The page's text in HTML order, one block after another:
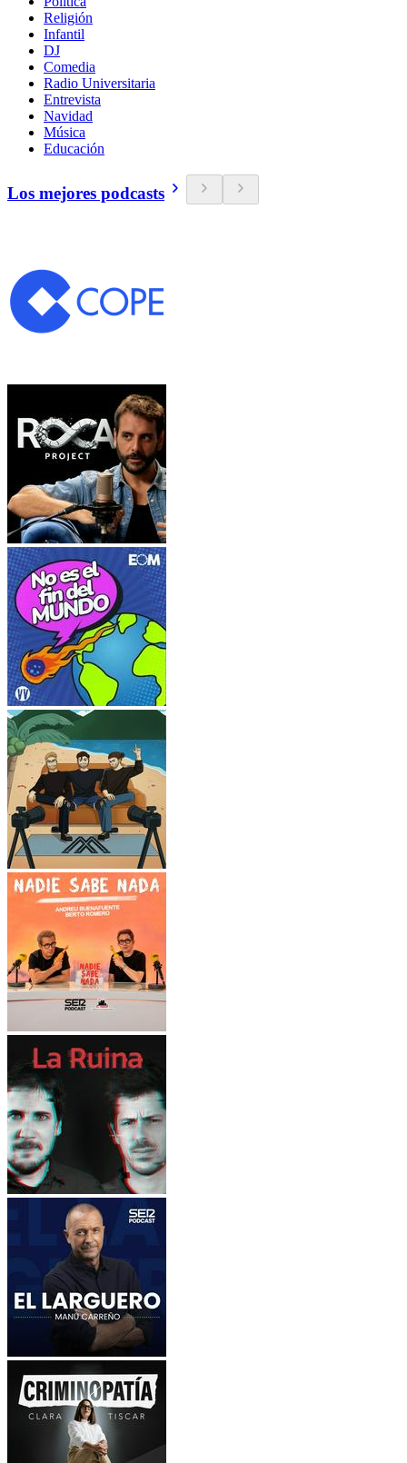
Religión
Infantil
DJ
Comedia
Radio Universitaria
Entrevista
Navidad
Música
Educación
Los mejores podcasts